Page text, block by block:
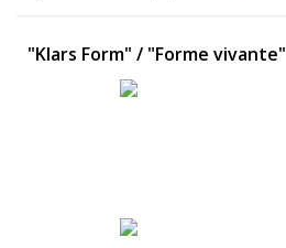
"Klars Form" / "Forme vivante"